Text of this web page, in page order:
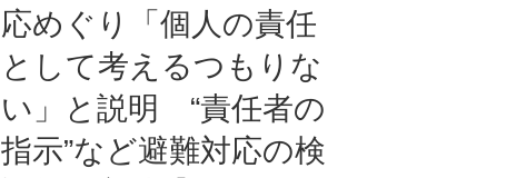
応めぐり「個人の責任
として考えるつもりな
い」と説明 “責任者の
指示”など避難対応の検